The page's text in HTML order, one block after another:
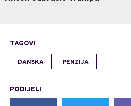
TAGOVI
DANSKA PENZIJA
PODIJELI